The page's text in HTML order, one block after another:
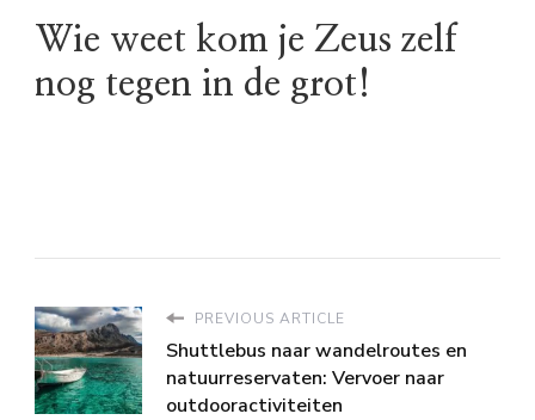
Wie weet kom je Zeus zelf
nog tegen in de grot!
PREVIOUS ARTICLE
Shuttlebus naar wandelroutes en
natuurreservaten: Vervoer naar
outdooractiviteiten